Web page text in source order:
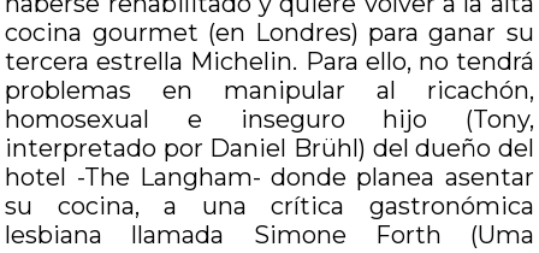
cocina gourmet (en Londres) para ganar su
tercera estrella Michelin. Para ello, no tendrá
problemas en manipular al ricachón,
homosexual e inseguro hijo (Tony,
interpretado por Daniel Brühl) del dueño del
hotel -The Langham- donde planea asentar
su cocina, a una crítica gastronómica
lesbiana llamada Simone Forth (Uma